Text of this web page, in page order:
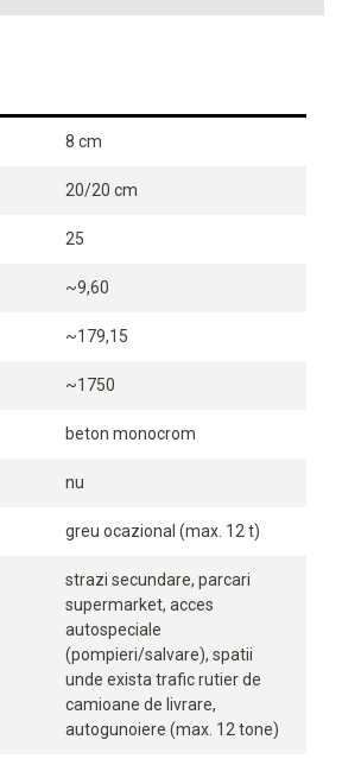
8 cm
20/20 cm
25
~9,60
~179,15
~1750
beton monocrom
nu
greu ocazional (max. 12 t)
strazi secundare, parcari
supermarket, acces
autospeciale
(pompieri/salvare), spatii
unde exista trafic rutier de
camioane de livrare,
autogunoiere (max. 12 tone)